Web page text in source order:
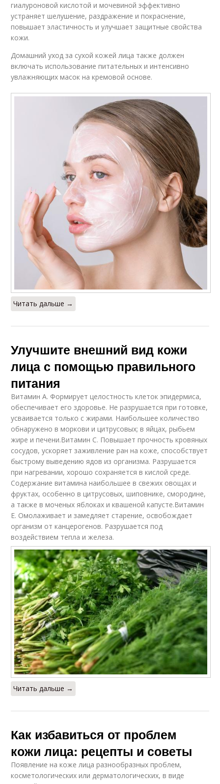
гиалуроновой кислотой и мочевиной эффективно
устраняет шелушение, раздражение и покраснение,
повышает эластичность и улучшает защитные свойства
кожи.
Домашний уход за сухой кожей лица также должен
включать использование питательных и интенсивно
увлажняющих масок на кремовой основе.
Читать дальше →
Улучшите внешний вид кожи
лица с помощью правильного
питания
Витамин А. Формирует целостность клеток эпидермиса,
обеспечивает его здоровье. Не разрушается при готовке,
усваивается только с жирами. Наибольшее количество
обнаружено в моркови и цитрусовых; в яйцах, рыбьем
жире и печени.Витамин С. Повышает прочность кровяных
сосудов, ускоряет заживление ран на коже, способствует
быстрому выведению ядов из организма. Разрушается
при нагревании, хорошо сохраняется в кислой среде.
Содержание витамина наибольшее в свежих овощах и
фруктах, особенно в цитрусовых, шиповнике, смородине,
а также в моченых яблоках и квашеной капусте.Витамин
Е. Омолаживает и замедляет старение, освобождает
организм от канцерогенов. Разрушается под
воздействием тепла и железа.
Читать дальше →
Как избавиться от проблем
кожи лица: рецепты и советы
Появление на коже лица разнообразных проблем,
косметологических или дерматологических, в виде